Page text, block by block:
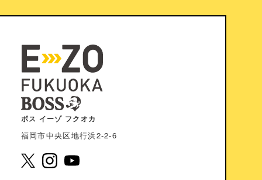
ボス イーゾ フクオカ
福岡市中央区地⾏浜2-2-6